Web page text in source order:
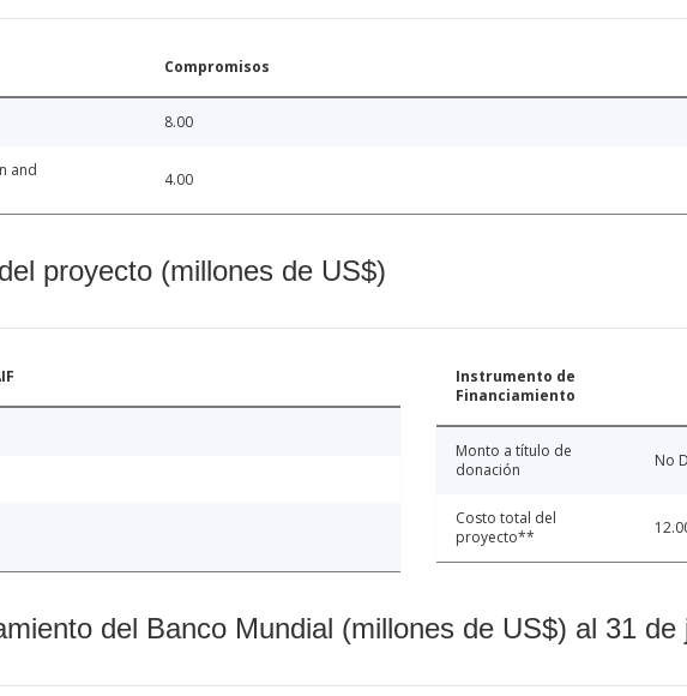
Compromisos
8.00
and
4.00
proyecto (millones de US$)
Instrumento de
Financiamiento
Monto a título de
donación
No
Costo total del
proyecto**
del Banco Mundial (millones de US$) al 31 de